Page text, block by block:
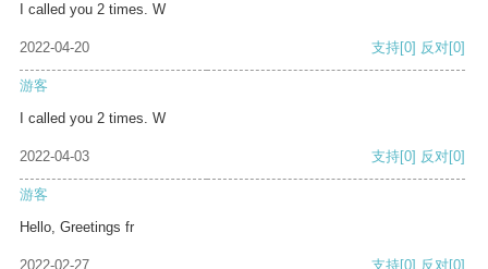
I called you 2 times. W
2022-04-20 支持[0] 反对[0]
游客
I called you 2 times. W
2022-04-03 支持[0] 反对[0]
游客
Hello, Greetings fr
2022-02-27 支持[0] 反对[0]